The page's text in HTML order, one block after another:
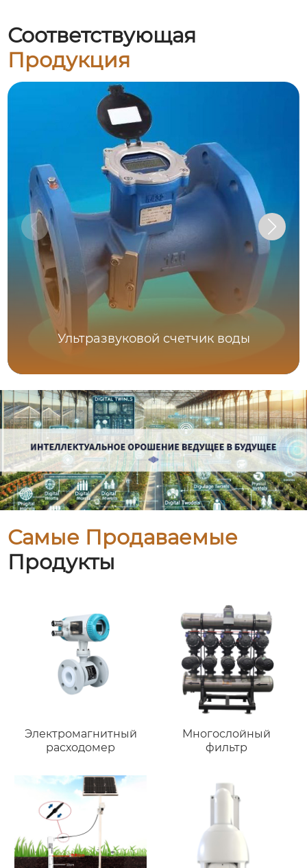
Соответствующая
Продукция
Ультразвуковой счетчик воды
Самые Продаваемые
Продукты
Электромагнитный
расходомер
Многослойный
фильтр